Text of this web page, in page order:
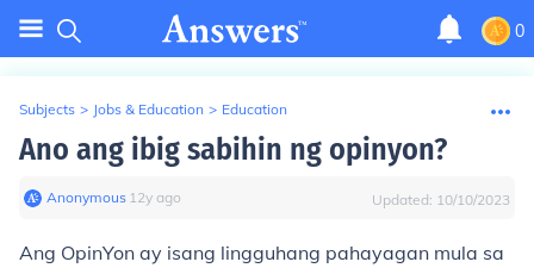
0
Subjects > Jobs & Education > Education
Ano ang ibig sabihin ng opinyon?
Anonymous∙ 12y ago Updated: 10/10/2023
Ang OpinYon ay isang lingguhang pahayagan mula sa